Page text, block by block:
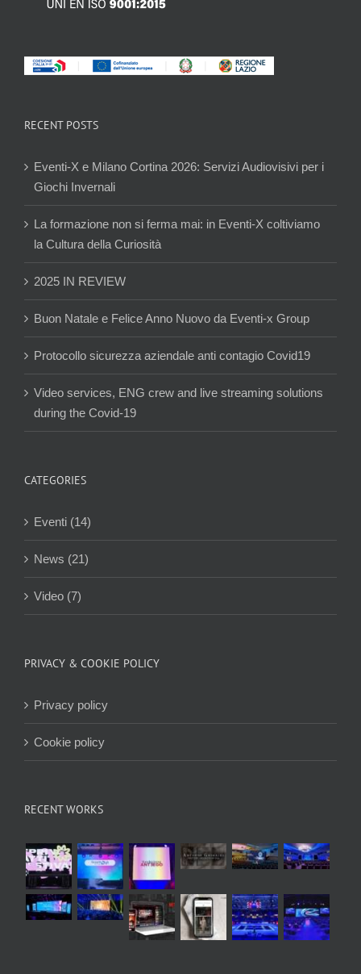
RECENT POSTS
Eventi-X e Milano Cortina 2026: Servizi Audiovisivi per i
Giochi Invernali
La formazione non si ferma mai: in Eventi-X coltiviamo
la Cultura della Curiosità
2025 IN REVIEW
Buon Natale e Felice Anno Nuovo da Eventi-x Group
Protocollo sicurezza aziendale anti contagio Covid19
Video services, ENG crew and live streaming solutions
during the Covid-19
CATEGORIES
Eventi (14)
News (21)
Video (7)
PRIVACY & COOKIE POLICY
Privacy policy
Cookie policy
RECENT WORKS